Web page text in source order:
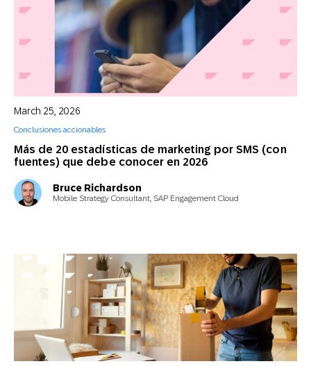
Más de 20 estadísticas de marketing por SMS (con
fuentes) que debe conocer en 2026
March 25, 2026
Conclusiones accionables
Bruce Richardson
Mobile Strategy Consultant, SAP Engagement Cloud